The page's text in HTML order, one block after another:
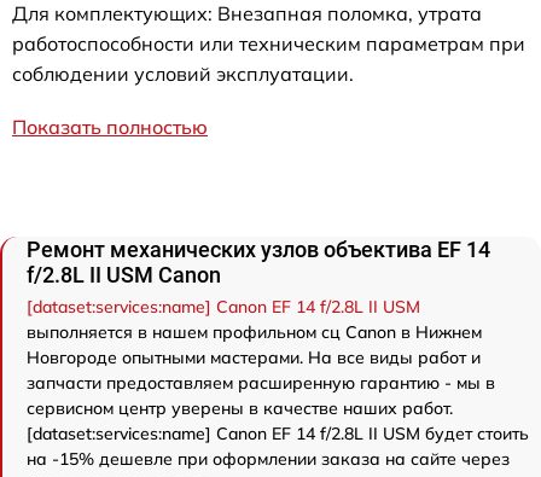
Для комплектующих: Внезапная поломка, утрата
работоспособности или техническим параметрам при
соблюдении условий эксплуатации.
Показать полностью
Ремонт механических узлов объектива EF 14
f/2.8L II USM Canon
[dataset:services:name] Canon EF 14 f/2.8L II USM
выполняется в нашем профильном сц Canon в Нижнем
Новгороде опытными мастерами. На все виды работ и
запчасти предоставляем расширенную гарантию - мы в
сервисном центр уверены в качестве наших работ.
[dataset:services:name] Canon EF 14 f/2.8L II USM будет стоить
на -15% дешевле при оформлении заказа на сайте через